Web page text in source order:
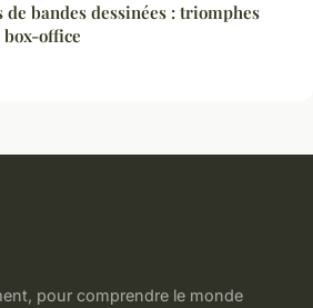
bandes dessinées : triomphes
office
pour comprendre le monde